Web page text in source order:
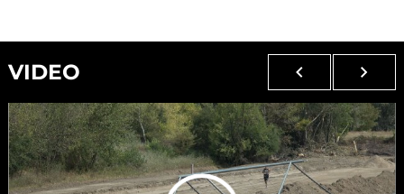
VIDEO